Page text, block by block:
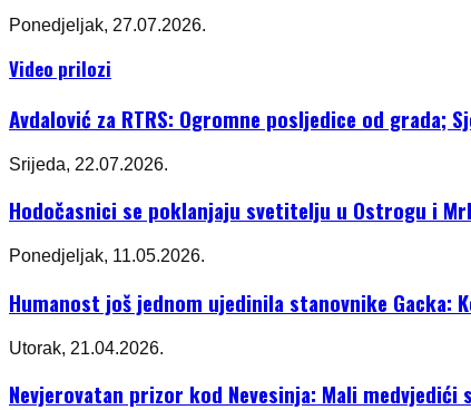
Ponedjeljak, 27.07.2026.
Video prilozi
Avdalović za RTRS: Ogromne posljedice od grada;
Srijeda, 22.07.2026.
Hodočasnici se poklanjaju svetitelju u Ostrogu i
Ponedjeljak, 11.05.2026.
Humanost još jednom ujedinila stanovnike Gacka:
Utorak, 21.04.2026.
Nevjerovatan prizor kod Nevesinja: Mali medvjedići